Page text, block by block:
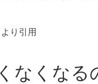
り引用
なくなる